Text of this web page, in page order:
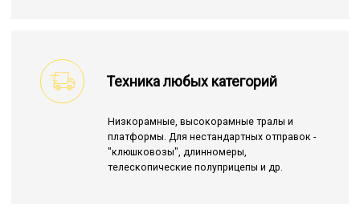
Техника любых категорий
Низкорамные, высокорамные тралы и
платформы. Для нестандартных отправок -
"клюшковозы", длинномеры,
телескопические полуприцепы и др.